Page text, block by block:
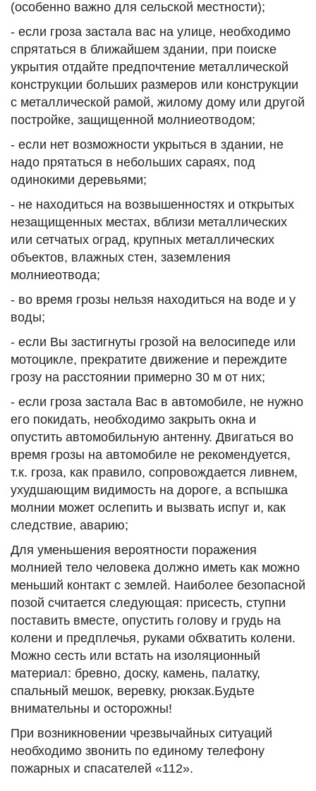
(особенно важно для сельской местности);
- если гроза застала вас на улице, необходимо
спрятаться в ближайшем здании, при поиске
укрытия отдайте предпочтение металлической
конструкции больших размеров или конструкции
с металлической рамой, жилому дому или другой
постройке, защищенной молниеотводом;
- если нет возможности укрыться в здании, не
надо прятаться в небольших сараях, под
одинокими деревьями;
- не находиться на возвышенностях и открытых
незащищенных местах, вблизи металлических
или сетчатых оград, крупных металлических
объектов, влажных стен, заземления
молниеотвода;
- во время грозы нельзя находиться на воде и у
воды;
- если Вы застигнуты грозой на велосипеде или
мотоцикле, прекратите движение и переждите
грозу на расстоянии примерно 30 м от них;
- если гроза застала Вас в автомобиле, не нужно
его покидать, необходимо закрыть окна и
опустить автомобильную антенну. Двигаться во
время грозы на автомобиле не рекомендуется,
т.к. гроза, как правило, сопровождается ливнем,
ухудшающим видимость на дороге, а вспышка
молнии может ослепить и вызвать испуг и, как
следствие, аварию;
Для уменьшения вероятности поражения
молнией тело человека должно иметь как можно
меньший контакт с землей. Наиболее безопасной
позой считается следующая: присесть, ступни
поставить вместе, опустить голову и грудь на
колени и предплечья, руками обхватить колени.
Можно сесть или встать на изоляционный
материал: бревно, доску, камень, палатку,
спальный мешок, веревку, рюкзак.Будьте
внимательны и осторожны!
При возникновении чрезвычайных ситуаций
необходимо звонить по единому телефону
пожарных и спасателей «112».